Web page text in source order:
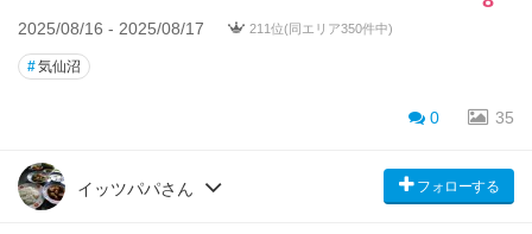
2025/08/16 - 2025/08/17 211位(同エリア350件中)
#気仙沼
0 35
イッツパパさん フォローする